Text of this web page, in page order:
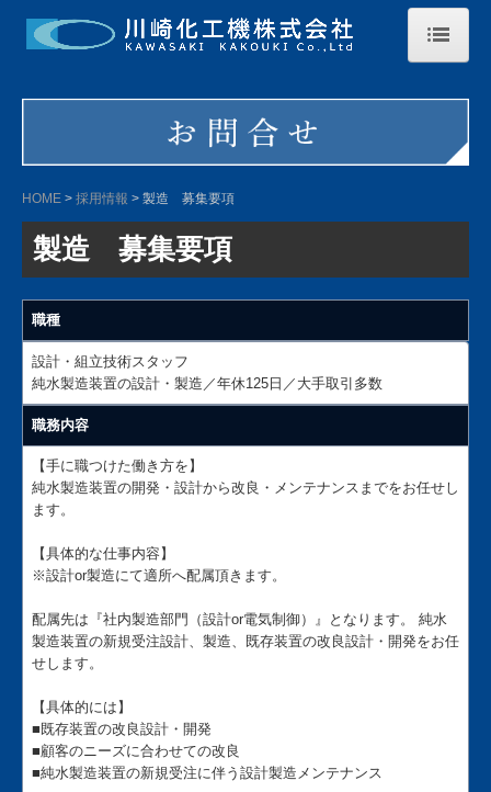
超純水とは・導入の流れ
会社概要
採用情報
社員の声
製造 募集要項
お問合せ
個人情報保護方針
HOME 採用情報 製造 募集要項
製造 募集要項
職種
設計・組立技術スタッフ
純水製造装置の設計・製造／年休125日／大手取引多数
職務内容
【手に職つけた働き方を】
純水製造装置の開発・設計から改良・メンテナンスまでをお任せし
ます。
【具体的な仕事内容】
※設計or製造にて適所へ配属頂きます。
配属先は『社内製造部門（設計or電気制御）』となります。 純水
製造装置の新規受注設計、製造、既存装置の改良設計・開発をお任
せします。
【具体的には】
■既存装置の改良設計・開発
■顧客のニーズに合わせての改良
■純水製造装置の新規受注に伴う設計製造メンテナンス